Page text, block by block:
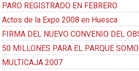
PARO REGISTRADO EN FEBRERO
Actos de la Expo 2008 en Huesca
FIRMA DEL NUEVO CONVENIO DEL
50 MILLONES PARA EL PARQUE
MULTICAJA 2007